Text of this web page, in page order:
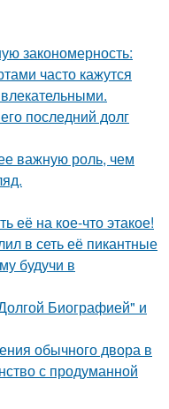
закономерность:
часто кажутся
последний долг
важную роль, чем
её на кое-что этакое!
в сеть её пикантные
будучи в
Биографией" и
обычного двора в
с продуманной